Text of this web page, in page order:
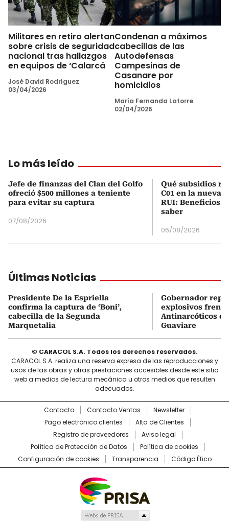
Militares en retiro alertan
sobre crisis de seguridad
nacional tras hallazgos
en equipos de ‘Calarcá
José David Rodríguez
03/04/2026
Condenan a máximos
cabecillas de las
Autodefensas
Campesinas de
Casanare por
homicidios
María Fernanda Latorre
02/04/2026
Lo más leído
Jefe de finanzas del Clan del Golfo
ofreció $500 millones a teniente
para evitar su captura
07/08/2026
Qué subsidios
C01 en la nueva
RUI: Beneficios
saber
06/08/2026
Últimas Noticias
Presidente De la Espriella
confirma la captura de ‘Boni’,
cabecilla de la Segunda
Marquetalia
Gobernador
explosivos frente
Antinarcóticos
Guaviare
© CARACOL S.A. Todos los derechos reservados.
CARACOL S.A. realiza una reserva expresa de las reproducciones y
usos de las obras y otras prestaciones accesibles desde este sitio
web a medios de lectura mecánica u otros medios que resulten
adecuados.
Contacto Contacto Ventas
Newsletter
Pago electrónico clientes
Alta de Clientes
Registro de proveedores
Aviso legal
Política de Protección de Datos
Política de cookies
Configuración de cookies
Transparencia Código Ético